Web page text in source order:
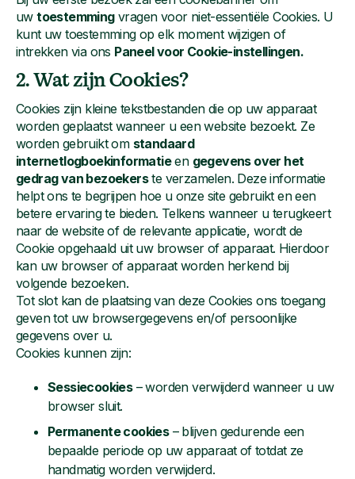
uwtoestemmingvragen voor niet-essentiële Cookies. U
kunt uw toestemming op elk moment wijzigen of
intrekken via ons Paneel voor Cookie-instellingen.
2. Wat zijn Cookies?
Cookies zijn kleine tekstbestanden die op uw apparaat
worden geplaatst wanneer u een website bezoekt. Ze
worden gebruikt om standaard
internetlogboekinformatieen gegevens over het
gedrag van bezoekerste verzamelen. Deze informatie
helpt ons te begrijpen hoe u onze site gebruikt en een
betere ervaring te bieden. Telkens wanneer u terugkeert
naar de website of de relevante applicatie, wordt de
Cookie opgehaald uit uw browser of apparaat. Hierdoor
kan uw browser of apparaat worden herkend bij
volgende bezoeken.
Tot slot kan de plaatsing van deze Cookies ons toegang
geven tot uw browsergegevens en/of persoonlijke
gegevens over u.
Cookies kunnen zijn:
Sessiecookies– worden verwijderd wanneer u uw
browser sluit.
Permanente cookies– blijven gedurende een
bepaalde periode op uw apparaat of totdat ze
handmatig worden verwijderd.